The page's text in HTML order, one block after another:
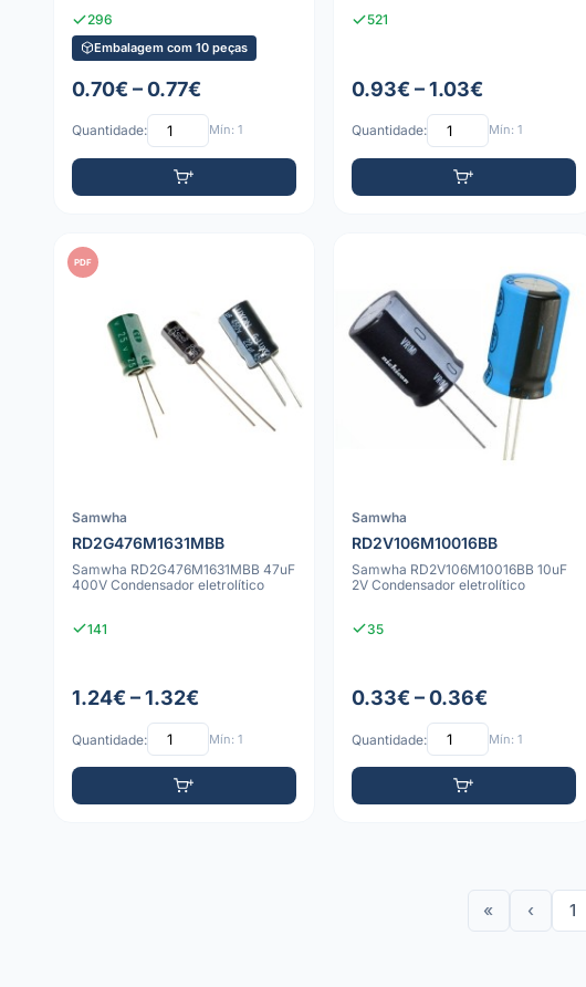
296
Embalagem com 10 peças
0.70€ – 0.77€
Quantidade: Mín: 1
521
0.93€ – 1.03€
Quantidade: Mín: 1
PDF
Samwha
RD2G476M1631MBB
Samwha RD2G476M1631MBB 47uF
400V Condensador eletrolítico
141
1.24€ – 1.32€
Quantidade: Mín: 1
Samwha
RD2V106M10016BB
Samwha RD2V106M10016BB 10uF
2V Condensador eletrolítico
35
0.33€ – 0.36€
Quantidade: Mín: 1
« ‹ 1